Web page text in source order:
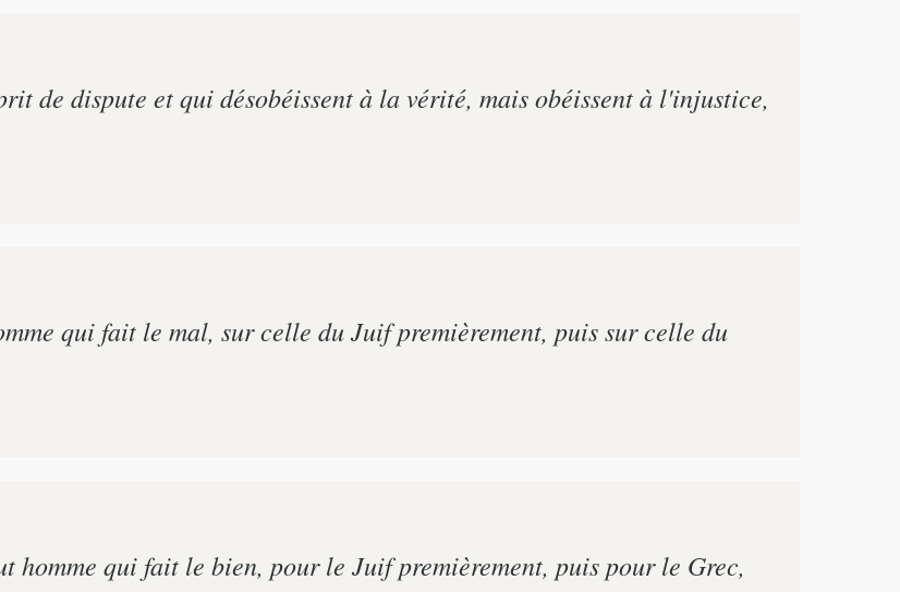
de dispute et qui désobéissent à la vérité, mais obéissent à l'injustice,
qui fait le mal, sur celle du Juif premièrement, puis sur celle du
homme qui fait le bien, pour le Juif premièrement, puis pour le Grec,